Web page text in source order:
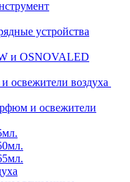
устройства
и OSNOVALED
освежители воздуха
и освежители